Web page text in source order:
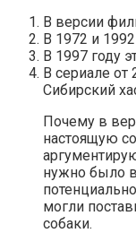
В версии
В 1972 и
В 1997 году
В сериале от
Сибирский
Почему в
настоящую
нужно было
могли
собаки.